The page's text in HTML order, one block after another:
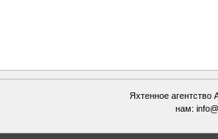
Яхтенное
нам: